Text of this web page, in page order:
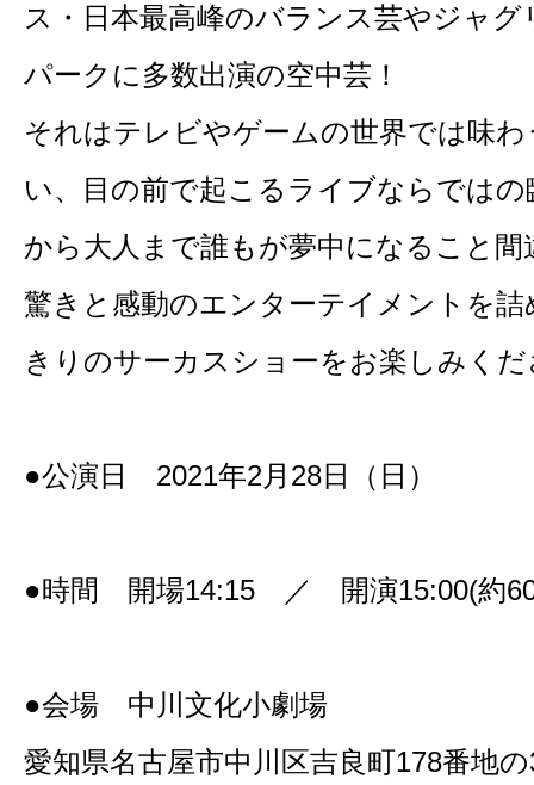
ス・日本最高峰のバランス芸やジャ
パークに多数出演の空中芸！
それはテレビやゲームの世界では味
い、目の前で起こるライブならではの
から大人まで誰もが夢中になること間
驚きと感動のエンターテイメントを
きりのサーカスショーをお楽しみく
●公演日 2021年2月28日（日）
●時間 開場14:15 ／ 開演15:00(約
●会場 中川文化小劇場
愛知県名古屋市中川区吉良町178番地